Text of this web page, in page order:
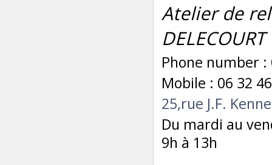
Atelier de
DELECOURT
Phone number :
Mobile : 06 32
25,rue J.F.
Du mardi au
9h à 13h